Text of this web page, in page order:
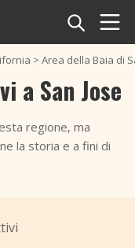
> Area della Baia di
a San Jose
regione, ma
la storia e a fini di